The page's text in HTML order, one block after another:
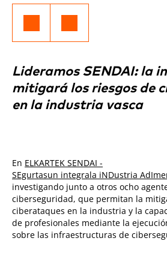
Lideramos SENDAI: la
mitigará los riesgos de
en la industria vasca
En ELKARTEK SENDAI -
SEgurtasun integrala iNDustria
investigando junto a otros ocho
ciberseguridad, que permitan la
ciberataques en la industria y la
de profesionales mediante la
sobre las infraestructuras de